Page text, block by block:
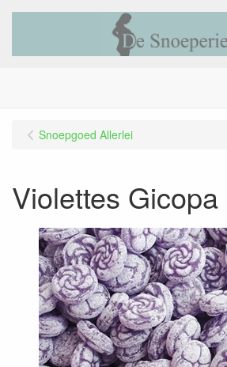
Snoepgoed Allerlei
Violettes Gicopa